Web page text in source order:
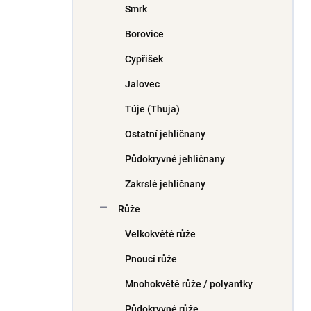
Smrk
Borovice
Cypřišek
Jalovec
Túje (Thuja)
Ostatní jehličnany
Půdokryvné jehličnany
Zakrslé jehličnany
Růže
Velkokvěté růže
Pnoucí růže
Mnohokvěté růže / polyantky